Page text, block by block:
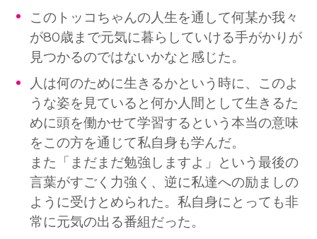
このトッコちゃんの人生を通して何某か我々
が80歳まで元気に暮らしていける手がかりが
見つかるのではないかなと感じた。
人は何のために生きるかという時に、このよ
うな姿を見ていると何か人間として生きるた
めに頭を働かせて学習するという本当の意味
をこの方を通じて私自身も学んだ。
また「まだまだ勉強しますよ」という最後の
言葉がすごく力強く、逆に私達への励ましの
ように受けとめられた。私自身にとっても非
常に元気の出る番組だった。